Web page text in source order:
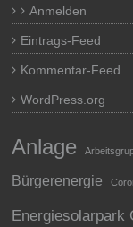
Anmelden
Eintrags-Feed
Kommentar-Feed
WordPress.org
Anlage
Bürgerenergie
Energiesolarpark